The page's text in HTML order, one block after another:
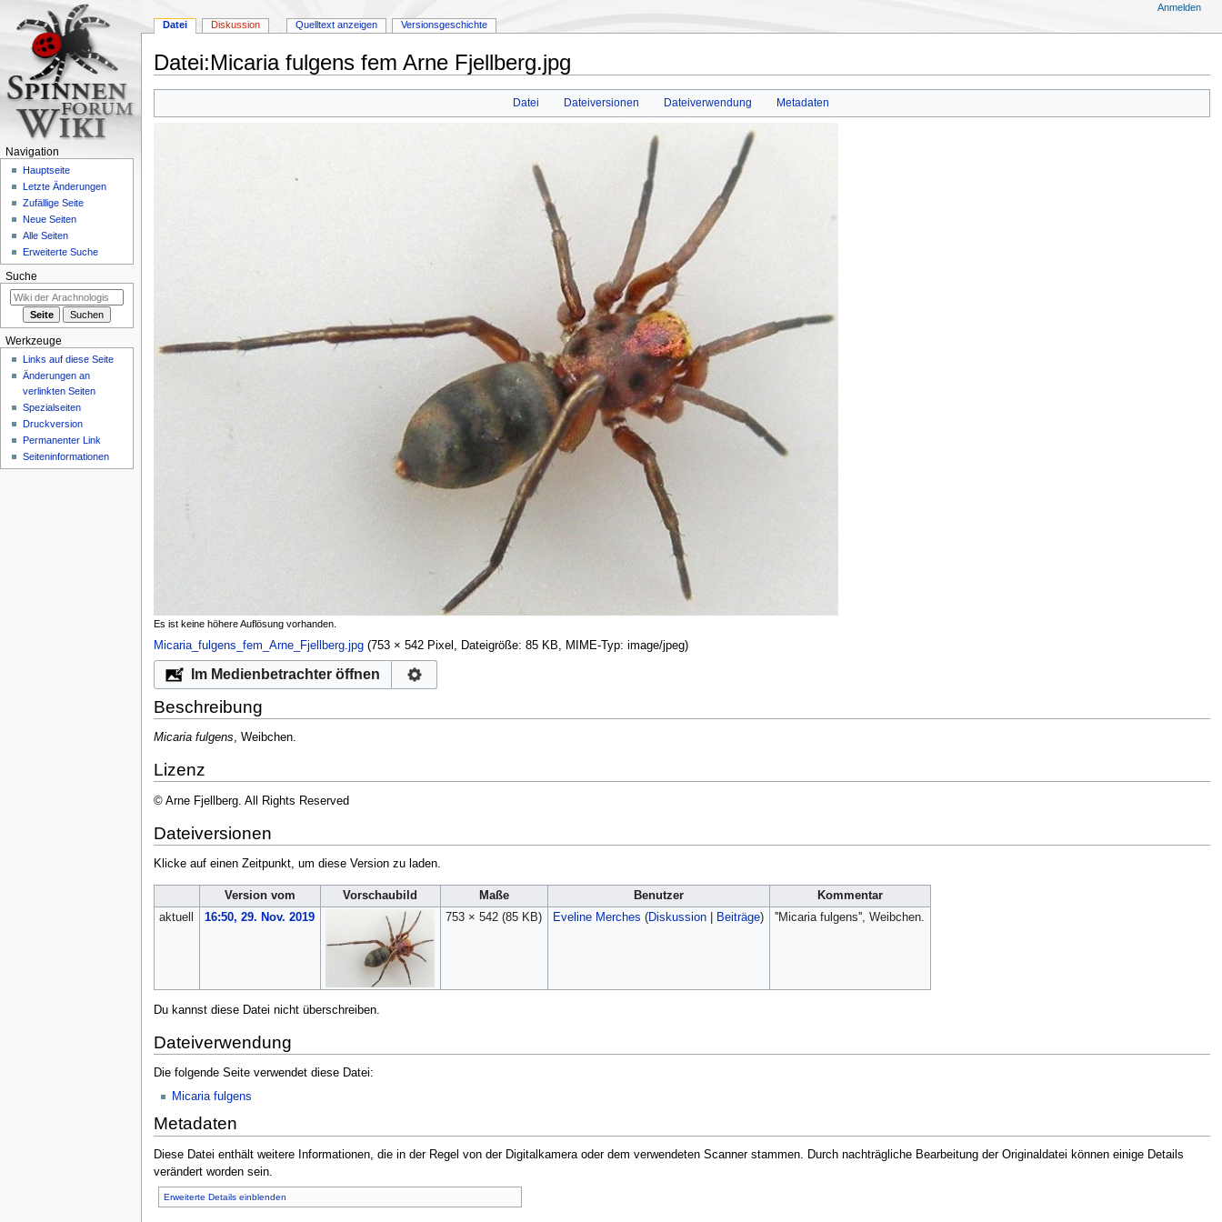
Datei:Micaria fulgens fem Arne Fjellberg.jpg
Datei Dateiversionen Dateiverwendung Metadaten
Es ist keine höhere Auflösung vorhanden.
Micaria_fulgens_fem_Arne_Fjellberg.jpg‎ (753 × 542 Pixel, Dateigröße: 85 KB, MIME-Typ: image/jpeg)
Im Medienbetrachter öffnen
Beschreibung
Micaria fulgens, Weibchen.
Lizenz
© Arne Fjellberg. All Rights Reserved
Dateiversionen
Klicke auf einen Zeitpunkt, um diese Version zu laden.
Version vom Vorschaubild Maße Benutzer
Kommentar
aktuell
16:50, 29. Nov. 2019 753 × 542 (85 KB) Eveline Merches (Diskussion| Beiträge) ''Micaria fulgens'', Weibchen.
Du kannst diese Datei nicht überschreiben.
Dateiverwendung
Die folgende Seite verwendet diese Datei:
Micaria fulgens
Metadaten
Diese Datei enthält weitere Informationen, die in der Regel von der Digitalkamera oder dem verwendeten Scanner stammen. Durch nachträgliche Bearbeitung der Originaldatei können einige Details
verändert worden sein.
Erweiterte Details einblenden
Datei Diskussion Quelltext anzeigen Versionsgeschichte
Anmelden
Navigation
Hauptseite
Letzte Änderungen
Zufällige Seite
Neue Seiten
Alle Seiten
Erweiterte Suche
Suche
Werkzeuge
Links auf diese Seite
Änderungen an
verlinkten Seiten
Spezialseiten
Druckversion
Permanenter Link
Seiten­­informationen